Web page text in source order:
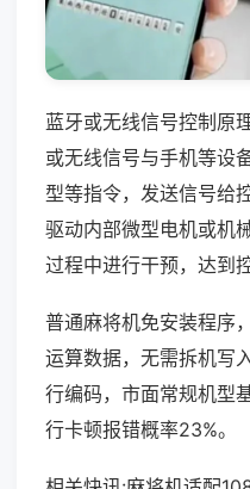
蓝牙或无线信号控制原
或无线信号与手机等设
型等指令，发送信号给
驱动内部微型电机或机
过程中进行干预，达到
普通麻将机免安装程序
运算数据，无需拆机写
行编码，市面常规机型
行卡顿报错概率23%。